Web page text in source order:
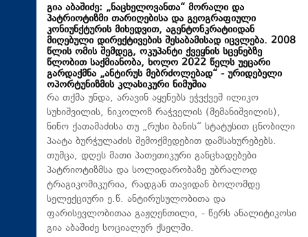
გია აბაშიძე: „ნაცხელოვანთა“ მორალი და
პატრიოტიზმი თარიღებისა და გეოგრაფიული
კონიუნქტურის მიხედვით, აგენტონკრატიიდან
მიღებული დირექტივების შესაბამისად იცვლება. 2008
წლის ომის შემდეგ, ოკუპანტი ქვეყნის სცენებზე
წლობით საქმიანობა, ხოლო 2022 წელს უეცარი
გარდაქმნა „ანტირუს მებრძოლებად“ - ურიდებელი
ოპორტუნიზმის კლასიკური ნიმუშია
რა თქმა უნდა, არავინ აყენებს ეჭვქვეშ ილიკო
სუხიშვილის, ნიკოლოზ რაჭველის (მემანიშვილის),
ნინო ქათამაძისა თუ „რუსი ბანის“ სტატუსით ცნობილი
პაატა ბურჭულაძის შემოქმედებით დამსახურებებს.
თუმცა, დღეს მათი პათეთიკური განცხადებები
პატრიოტიზმსა და სოლიდარობაზე უბრალოდ
ტრაგიკომიკურია, რადგან თავიდან ბოლომდე
სელექციური ე.წ. ანტირუსულობითა და
ფარისევლობითაა გაჟღენთილი, - წერს ანალიტიკოსი
გია აბაშიძე სოციალურ ქსელში.